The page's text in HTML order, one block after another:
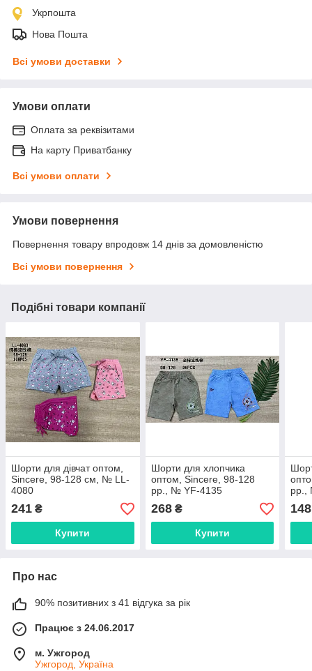
Укрпошта
Нова Пошта
Всі умови доставки
Умови оплати
Оплата за реквізитами
На карту Приватбанку
Всі умови оплати
Умови повернення
Повернення товару впродовж 14 днів за домовленістю
Всі умови повернення
Подібні товари компанії
Шорти для дівчат оптом,
Sincere, 98-128 см, № LL-
4080
241 ₴
Купити
Шорти для хлопчика
оптом, Sincere, 98-128
рр., № YF-4135
268₴
Купити
рр.,
148
Про нас
90% позитивних з 41 відгука за рік
Працює з 24.06.2017
м. Ужгород
Ужгород, Україна